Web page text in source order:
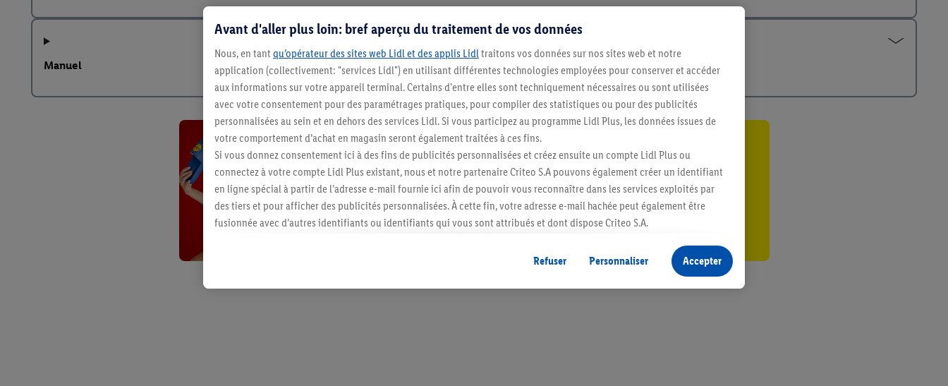
Manuel
Restez au courant
Abonnez-vous à la newsletter
S'abonner
Avant d'aller plus loin: bref aperçu du traitement de vos données
Nous, en tant qu’opérateur des sites web Lidl et des applis Lidl traitons vos données sur nos sites web et notre
application (collectivement: "services Lidl") en utilisant différentes technologies employées pour conserver et accéder
aux informations sur votre appareil terminal. Certains d'entre elles sont techniquement nécessaires ou sont utilisées
avec votre consentement pour des paramétrages pratiques, pour compiler des statistiques ou pour des publicités
personnalisées au sein et en dehors des services Lidl. Si vous participez au programme Lidl Plus, les données issues de
votre comportement d’achat en magasin seront également traitées à ces fins.
Si vous donnez consentement ici à des fins de publicités personnalisées et créez ensuite un compte Lidl Plus ou
connectez à votre compte Lidl Plus existant, nous et notre partenaire Criteo S.A pouvons également créer un identifiant
en ligne spécial à partir de l’adresse e-mail fournie ici afin de pouvoir vous reconnaître dans les services exploités par
des tiers et pour afficher des publicités personnalisées. À cette fin, votre adresse e-mail hachée peut également être
fusionnée avec d’autres identifiants ou identifiants qui vous sont attribués et dont dispose Criteo S.A.
vous avez montré de l’intérêt (par exemple en plaçant le produit dans un panier d’un webshop mais sans procéder à
l’achat) peuvent également être affichées sur plusieurs apppareils et plusieurs services de Lidl si plusieurs terminaux ou
plusieurs services de Lidl peuvent vous être attribués en utilisant votre adresse e-mail hachée et, le cas échéant, d’autres
Refuser Personnaliser Accepter